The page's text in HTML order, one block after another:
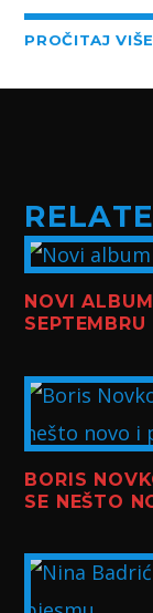
PROČITAJ
NOVI
SEPTEMBRU
BORIS
SE NEŠTO